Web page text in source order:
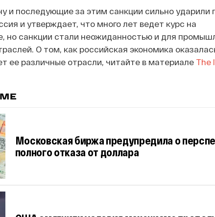
и последующие за этим санкции сильно ударили
и утверждает, что много лет ведет курс на
но санкции стали неожиданностью и для
О том, как российская экономика
ее различные отрасли, читайте в материале The
Московская биржа предупредила о
полного отказа от доллара